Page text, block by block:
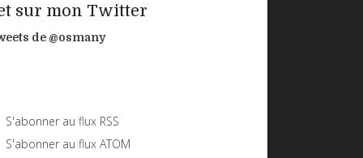
sur mon Twitter
de @osmany
S'abonner au flux RSS
S'abonner au flux ATOM